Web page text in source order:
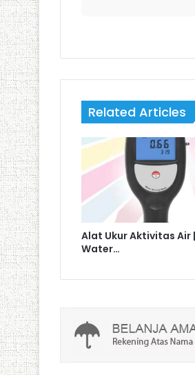
Related Articles
Alat Ukur Aktivitas Air |
Water…